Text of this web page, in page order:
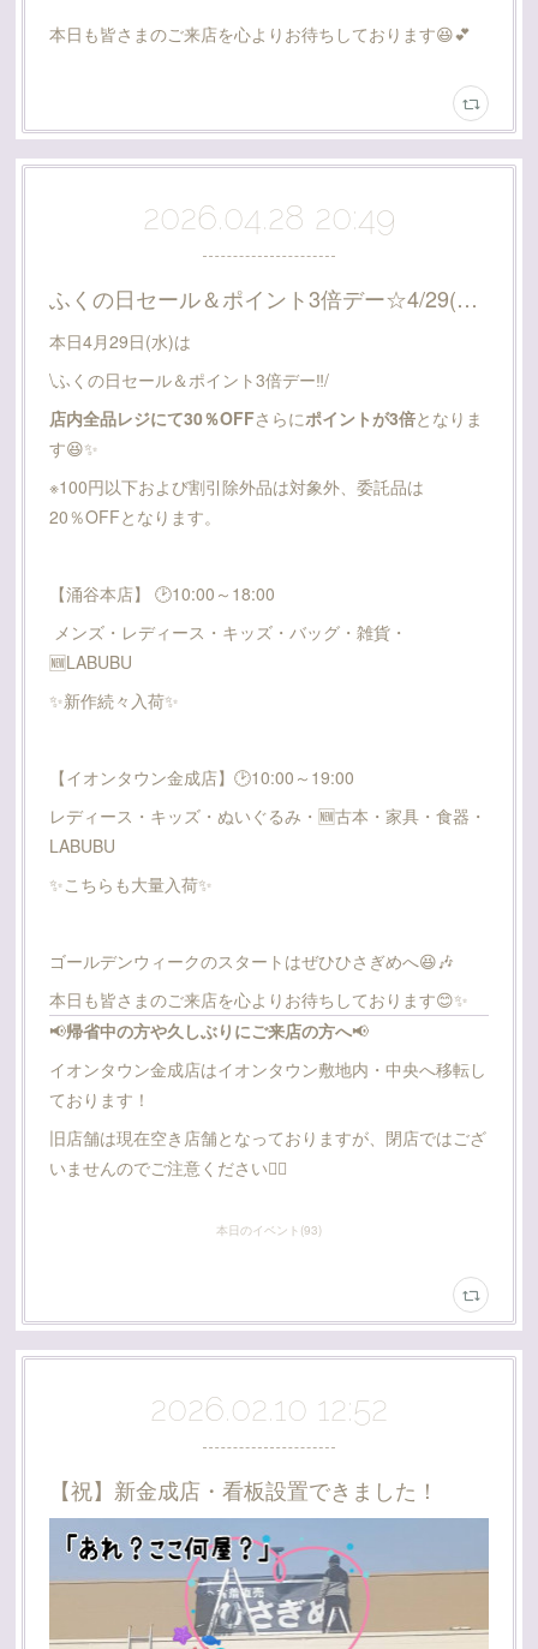
本日も皆さまのご来店を心よりお待ちしております😆💕
2026.04.28 20:49
ふくの日セール＆ポイント3倍デー☆4/29(水祝)
本日4月29日(水)は
\ふくの日セール＆ポイント3倍デー‼️/
店内全品レジにて30％OFFさらにポイントが3倍となりま
す😆✨
※100円以下および割引除外品は対象外、委託品は
20％OFFとなります。
【涌谷本店】 🕑10:00～18:00
メンズ・レディース・キッズ・バッグ・雑貨・
🆕️LABUBU
✨新作続々入荷✨
【イオンタウン金成店】🕑10:00～19:00
レディース・キッズ・ぬいぐるみ・🆕️古本・家具・食器・
LABUBU
✨こちらも大量入荷✨
ゴールデンウィークのスタートはぜひひさぎめへ😆🎶
本日も皆さまのご来店を心よりお待ちしております😊✨
📢帰省中の方や久しぶりにご来店の方へ📢
イオンタウン金成店はイオンタウン敷地内・中央へ移転し
ております！
旧店舗は現在空き店舗となっておりますが、閉店ではござ
いませんのでご注意ください🙇‍♂️
本日のイベント (93)
2026.02.10 12:52
【祝】新金成店・看板設置できました！